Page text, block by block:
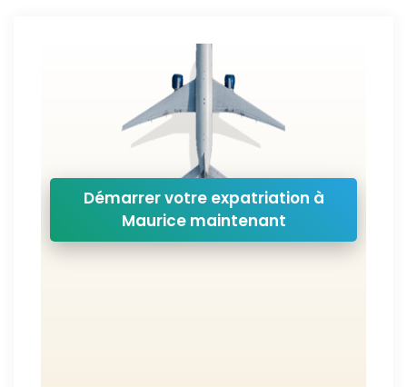
Démarrer votre expatriation à
Maurice maintenant